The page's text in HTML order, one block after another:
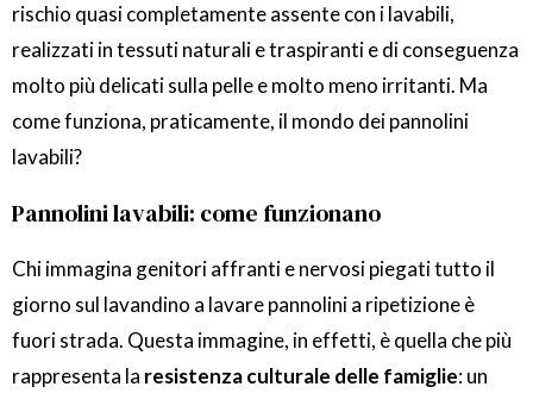
rischio quasi completamente assente con i lavabili,
realizzati in tessuti naturali e traspiranti e di conseguenza
molto più delicati sulla pelle e molto meno irritanti. Ma
come funziona, praticamente, il mondo dei pannolini
lavabili?
Pannolini lavabili: come funzionano
Chi immagina genitori affranti e nervosi piegati tutto il
giorno sul lavandino a lavare pannolini a ripetizione è
fuori strada. Questa immagine, in effetti, è quella che più
rappresenta la resistenza culturale delle famiglie: un